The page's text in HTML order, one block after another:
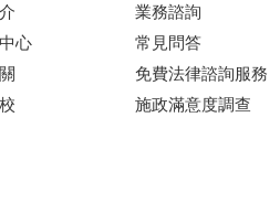
心
業務諮詢
常見問答
免費法律諮詢服務
施政滿意度調查